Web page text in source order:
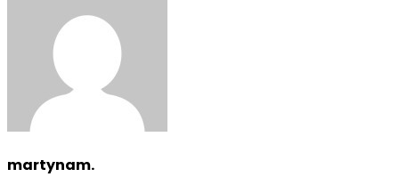
martynam.